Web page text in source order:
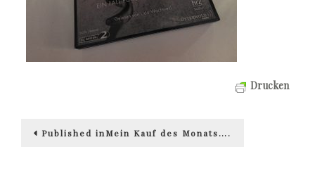
Drucken
Beitragsnavigation
Published inMein Kauf des Monats….